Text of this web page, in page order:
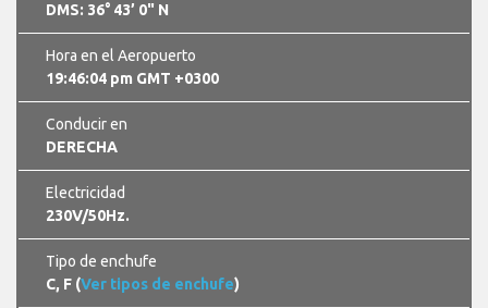
DMS: 36° 43’ 0" N
Hora en el Aeropuerto
19:46:06 pm GMT +0300
Conducir en
DERECHA
Electricidad
230V/50Hz.
Tipo de enchufe
C, F (Ver tipos de enchufe)